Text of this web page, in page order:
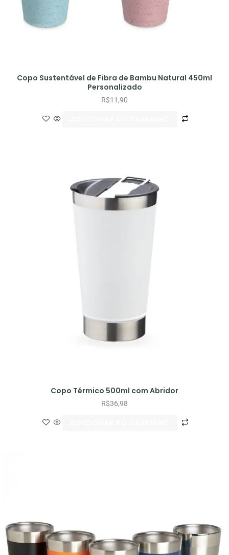
Copo Sustentável de Fibra de Bambu Natural 450ml
Personalizado
R$11,90
Copo Térmico 500ml com Abridor
R$36,98